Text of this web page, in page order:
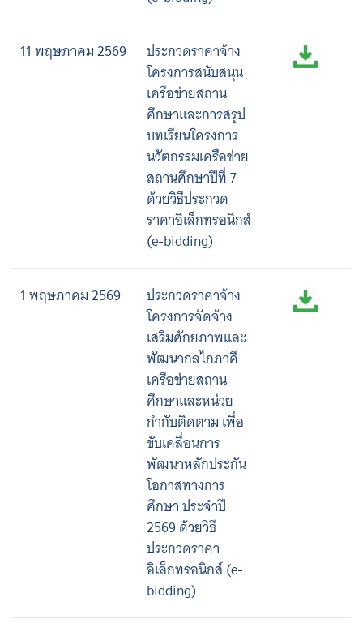
11 พฤษภาคม 2569
ประกวดราคาจ้าง
โครงการสนับสนุน
เครือข่ายสถาน
ศึกษาและการสรุป
บทเรียนโครงการ
นวัตกรรมเครือข่าย
สถานศึกษาปีที่ 7
ด้วยวิธีประกวด
ราคาอิเล็กทรอนิกส์
(e-bidding)
1 พฤษภาคม 2569
ประกวดราคาจ้าง
โครงการจัดจ้าง
เสริมศักยภาพและ
พัฒนากลไกภาคี
เครือข่ายสถาน
ศึกษาและหน่วย
กำกับติดตาม เพื่อ
ขับเคลื่อนการ
พัฒนาหลักประกัน
โอกาสทางการ
ศึกษา ประจำปี
2569 ด้วยวิธี
ประกวดราคา
อิเล็กทรอนิกส์ (e-
bidding)